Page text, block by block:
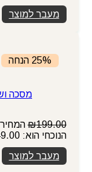
מעבר למוצר
25% הנחה
מסכה
₪199.00 המחיר
הנוכחי הוא: ₪149.00.
מעבר למוצר